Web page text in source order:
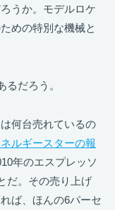
うか。モデルロケ
めの特別な機械と
だろう。
何台売れているの
ルギースターの報
年のエスプレッソ
だ。その売り上げ
ば、ほんの6パーセ